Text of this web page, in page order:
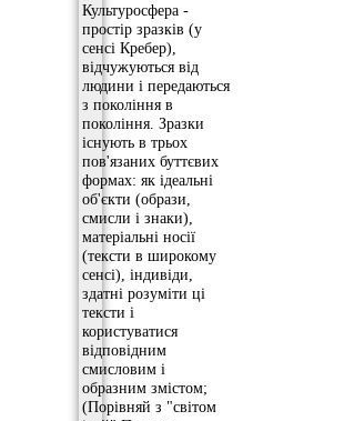
Культуросфера -
простір зразків (у
сенсі Кребер),
відчужуються від
людини і передаються
з покоління в
покоління. Зразки
існують в трьох
пов'язаних буттєвих
формах: як ідеальні
об'єкти (образи,
смисли і знаки),
матеріальні носії
(тексти в широкому
сенсі), індивіди,
здатні розуміти ці
тексти і
користуватися
відповідним
смисловим і
образним змістом;
(Порівняй з "світом